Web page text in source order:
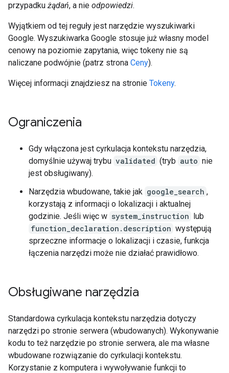
przypadku żądań, a nie odpowiedzi.
Wyjątkiem od tej reguły jest narzędzie wyszukiwarki
Google. Wyszukiwarka Google stosuje już własny model
cenowy na poziomie zapytania, więc tokeny nie są
naliczane podwójnie (patrz strona Ceny).
Więcej informacji znajdziesz na stronie Tokeny.
Ograniczenia
Gdy włączona jest cyrkulacja kontekstu narzędzia,
domyślnie używaj trybu validated (tryb auto nie
jest obsługiwany).
Narzędzia wbudowane, takie jak google_search ,
korzystają z informacji o lokalizacji i aktualnej
godzinie. Jeśli więc w system_instruction lub
function_declaration.description występują
sprzeczne informacje o lokalizacji i czasie, funkcja
łączenia narzędzi może nie działać prawidłowo.
Obsługiwane narzędzia
Standardowa cyrkulacja kontekstu narzędzia dotyczy
narzędzi po stronie serwera (wbudowanych). Wykonywanie
kodu to też narzędzie po stronie serwera, ale ma własne
wbudowane rozwiązanie do cyrkulacji kontekstu.
Korzystanie z komputera i wywoływanie funkcji to